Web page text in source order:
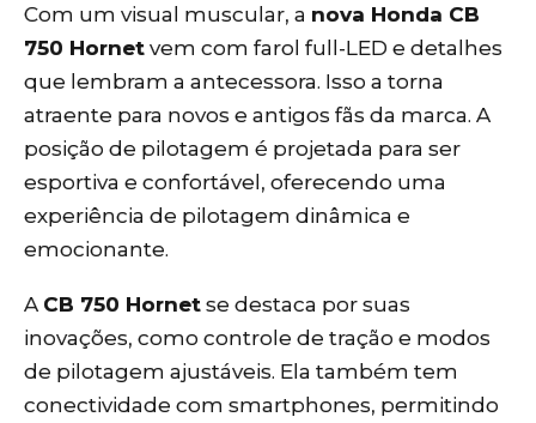
Com um visual muscular, a nova Honda CB
750 Hornet vem com farol full-LED e detalhes
que lembram a antecessora. Isso a torna
atraente para novos e antigos fãs da marca. A
posição de pilotagem é projetada para ser
esportiva e confortável, oferecendo uma
experiência de pilotagem dinâmica e
emocionante.
A CB 750 Hornet se destaca por suas
inovações, como controle de tração e modos
de pilotagem ajustáveis. Ela também tem
conectividade com smartphones, permitindo